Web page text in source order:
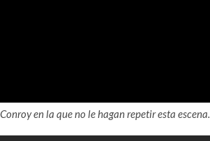
en la que no le hagan repetir esta escena.